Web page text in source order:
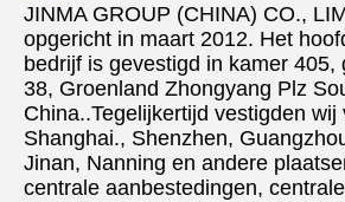
JINMA GROUP (CHINA) CO.,
opgericht in maart 2012. Het
bedrijf is gevestigd in kamer 405,
38, Groenland Zhongyang Plz
China..Tegelijkertijd vestigden wij
Shanghai., Shenzhen,
Jinan, Nanning en andere
centrale aanbestedingen,